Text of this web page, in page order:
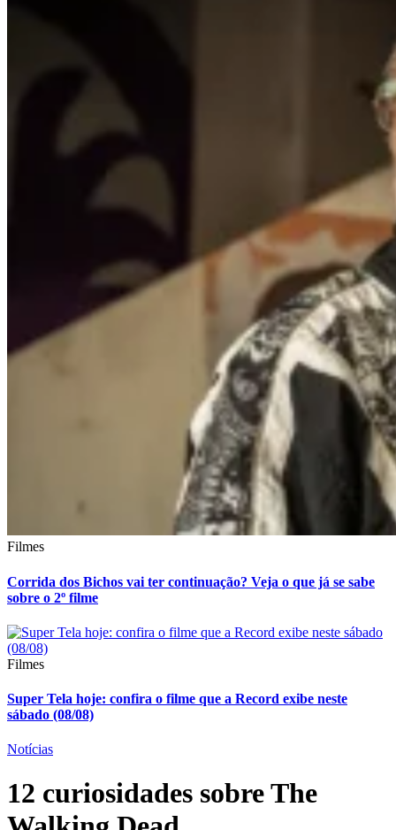
Filmes
Corrida dos Bichos vai ter continuação? Veja o que já se sabe
sobre o 2º filme
Filmes
Super Tela hoje: confira o filme que a Record exibe neste
sábado (08/08)
Notícias
12 curiosidades sobre The